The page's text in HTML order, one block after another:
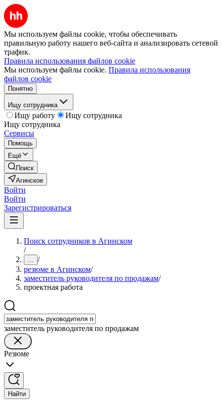
Мы используем файлы cookie, чтобы обеспечивать
правильную работу нашего веб-сайта и анализировать сетевой
трафик.
Правила использования файлов cookie
Мы используем файлы cookie. Правила использования
файлов cookie
Понятно
Ищу сотрудника
Ищу работу
Ищу сотрудника
Ищу сотрудника
Сервисы
Помощь
Ещё
Поиск
Агинское
Войти
Войти
Зарегистрироваться
Поиск сотрудников в Агинском
/
... /
резюме в Агинском/
заместитель руководителя по продажам/
проектная работа
заместитель руководителя по продажам
Резюме
Найти